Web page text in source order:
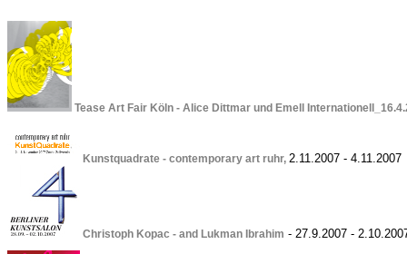
Tease Art Fair Köln - Alice Dittmar und Emell
Kunstquadrate - contemporary art ruhr, 2.11.2007 - 4.11.2007
Christoph Kopac - and Lukman Ibrahim - 27.9.2007 -